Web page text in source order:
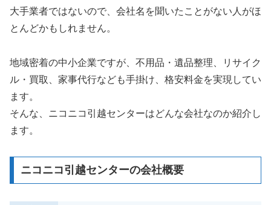
大手業者ではないので、会社名を聞いたことがない人がほ
とんどかもしれません。
地域密着の中小企業ですが、不用品・遺品整理、リサイク
ル・買取、家事代行なども手掛け、格安料金を実現してい
ます。
そんな、ニコニコ引越センターはどんな会社なのか紹介し
ます。
ニコニコ引越センターの会社概要